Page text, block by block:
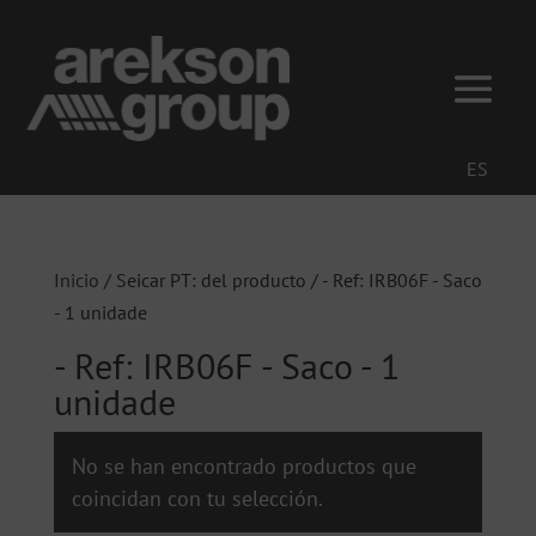
ES
Inicio / Seicar PT: del producto / - Ref: IRB06F - Saco
- 1 unidade
- Ref: IRB06F - Saco - 1
unidade
No se han encontrado productos que
coincidan con tu selección.